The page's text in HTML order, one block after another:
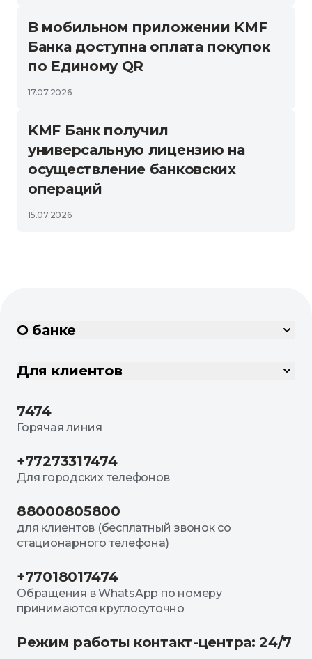
В мобильном приложении KMF
Банка доступна оплата покупок
по Единому QR
17.07.2026
KMF Банк получил
универсальную лицензию на
осуществление банковских
операций
15.07.2026
О банке
Для клиентов
7474
Горячая линия
+77273317474
Для городских телефонов
88000805800
для клиентов (бесплатный звонок со
стационарного телефона)
+77018017474
Обращения в WhatsApp по номеру
принимаются круглосуточно
Режим работы контакт-центра: 24/7